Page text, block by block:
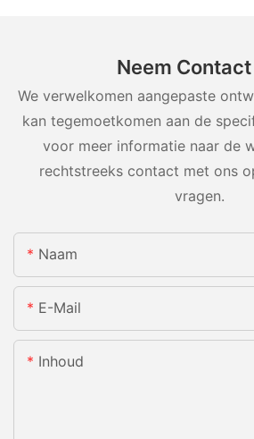
Neem Contact
We verwelkomen aangepaste
kan tegemoetkomen aan de
voor meer informatie naar de
rechtstreeks contact met ons
vragen.
Naam
E-Mail
Inhoud